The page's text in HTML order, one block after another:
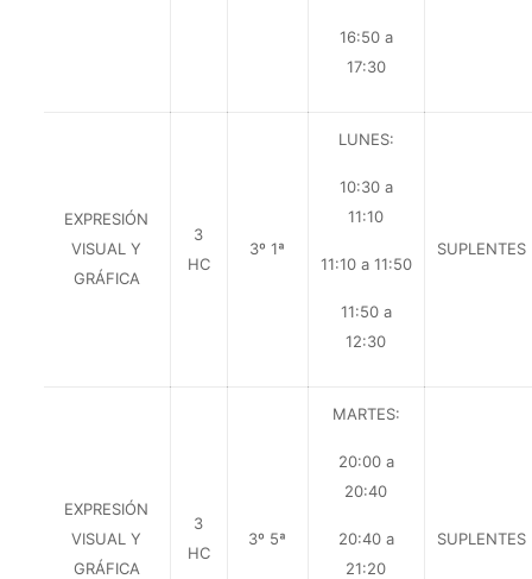
16:50 a
17:30
EXPRESIÓN
VISUAL Y
GRÁFICA
3
HC
3º 1ª
LUNES:
10:30 a
11:10
11:10 a 11:50
11:50 a
12:30
SUPLENTES
EXPRESIÓN
VISUAL Y
GRÁFICA
3
HC
3º 5ª
MARTES:
20:00 a
20:40
20:40 a
21:20
SUPLENTES